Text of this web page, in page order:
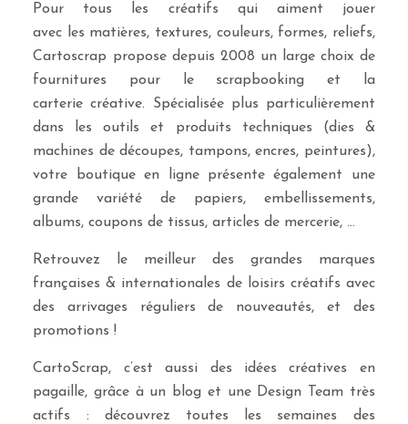
Pour tous les créatifs qui aiment jouer
avec les matières, textures, couleurs, formes, reliefs,
Cartoscrap propose depuis 2008 un large choix de
fournitures pour le scrapbooking et la
carterie créative. Spécialisée plus particulièrement
dans les outils et produits techniques (dies &
machines de découpes, tampons, encres, peintures),
votre boutique en ligne présente également une
grande variété de papiers, embellissements,
albums, coupons de tissus, articles de mercerie, …
Retrouvez le meilleur des grandes marques
françaises & internationales de loisirs créatifs avec
des arrivages réguliers de nouveautés, et des
promotions !
CartoScrap, c’est aussi des idées créatives en
pagaille, grâce à un blog et une Design Team très
actifs : découvrez toutes les semaines des